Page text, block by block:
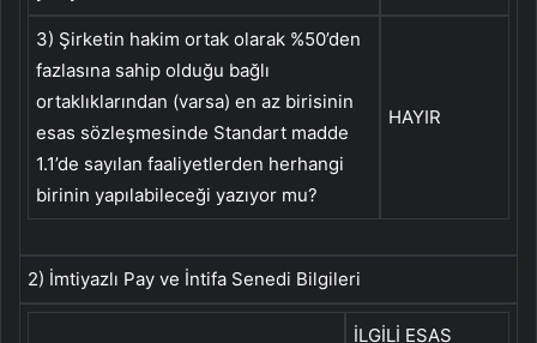
3) Şirketin hakim ortak olarak %50’den
fazlasına sahip olduğu bağlı
ortaklıklarından (varsa) en az birisinin
esas sözleşmesinde Standart madde
1.1’de sayılan faaliyetlerden herhangi
birinin yapılabileceği yazıyor mu?
HAYIR
2) İmtiyazlı Pay ve İntifa Senedi Bilgileri
İLGİLİ ESAS